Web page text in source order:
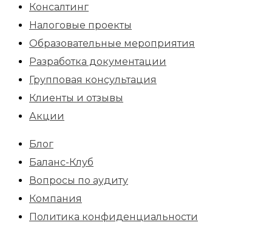
Консалтинг
Налоговые проекты
Образовательные мероприятия
Разработка документации
Групповая консультация
Клиенты и отзывы
Акции
Блог
Баланс-Клуб
Вопросы по аудиту
Компания
Политика конфиденциальности